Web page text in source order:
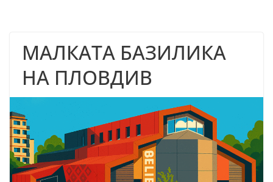
МАЛКАТА БАЗИЛИКА
НА ПЛОВДИВ